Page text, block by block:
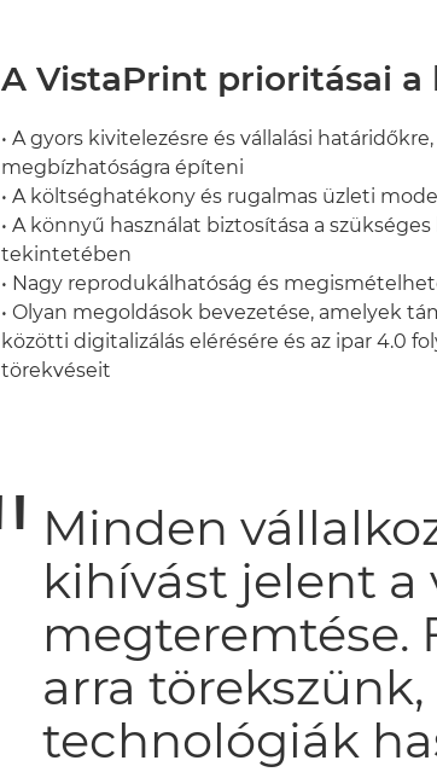
A VistaPrint prioritásai
• A gyors kivitelezésre és vállalási
megbízhatóságra építeni
• A költséghatékony és rugalmas üzleti
• A könnyű használat biztosítása a
tekintetében
• Nagy reprodukálhatóság és
• Olyan megoldások bevezetése, amelyek
közötti digitalizálás elérésére és az ipar 4.0
törekvéseit
Minden
kihívást jelent a
megteremtése.
arra törekszünk,
technológiák